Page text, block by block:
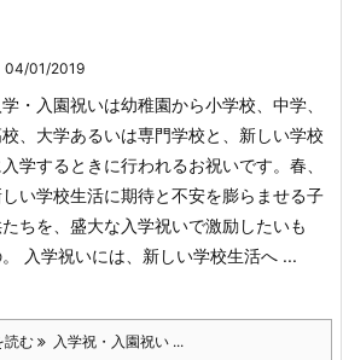
04/01/2019
学・入園祝いは幼稚園から小学校、中学、
、大学あるいは専門学校と、新しい学校
学するときに行われるお祝いです。春、
しい学校生活に期待と不安を膨らませる子
ちを、盛大な入学祝いで激励したいも
入学祝いには、新しい学校生活へ ...
読む 入学祝・入園祝い ...